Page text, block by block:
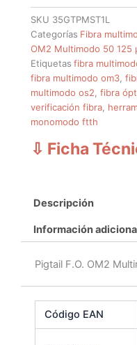
SKU 35GTPMST1L
Categorías Fibra
OM2 Multimodo 50 125
Etiquetas fibra
fibra multimodo om3 ,
multimodo os2 ,fibra
verificación fibra
monomodo ftth
⇩ Ficha
Descripción
Información
Pigtail F.O. OM2
Código EAN